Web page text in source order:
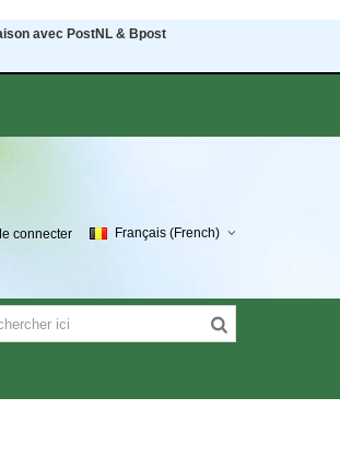
avec PostNL & Bpost
connecter Français (French)